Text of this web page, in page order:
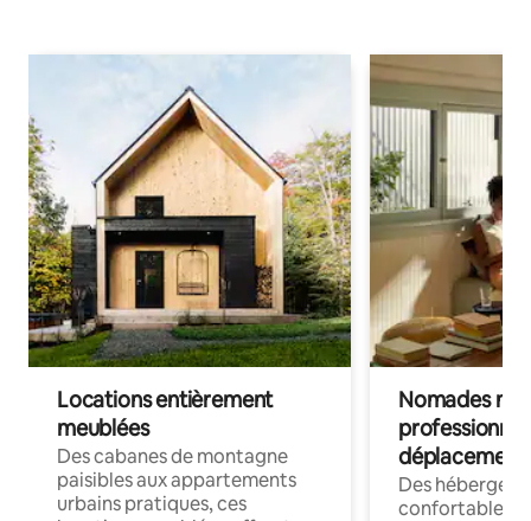
Locations entièrement
meublées
Des cabanes de montagne
paisibles aux appartements
urbains pratiques, ces
Nomades
déplacement
Des
confortables